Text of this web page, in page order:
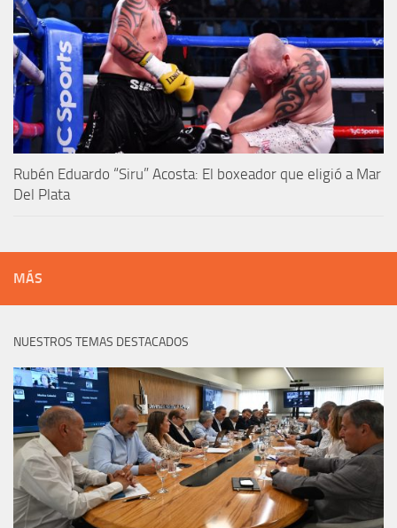
Rubén Eduardo “Siru” Acosta: El boxeador que eligió a Mar
Del Plata
MÁS
NUESTROS TEMAS DESTACADOS